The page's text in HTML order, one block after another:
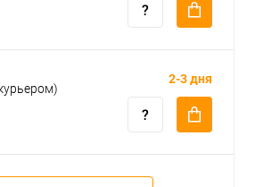
2-3 дня